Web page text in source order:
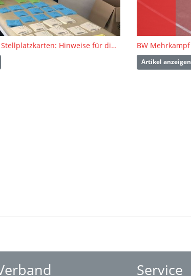
Wettkampf ohne Stellplatzkarten: Hinweise für die BW Jugend Finals
Artikel anzeigen
Service